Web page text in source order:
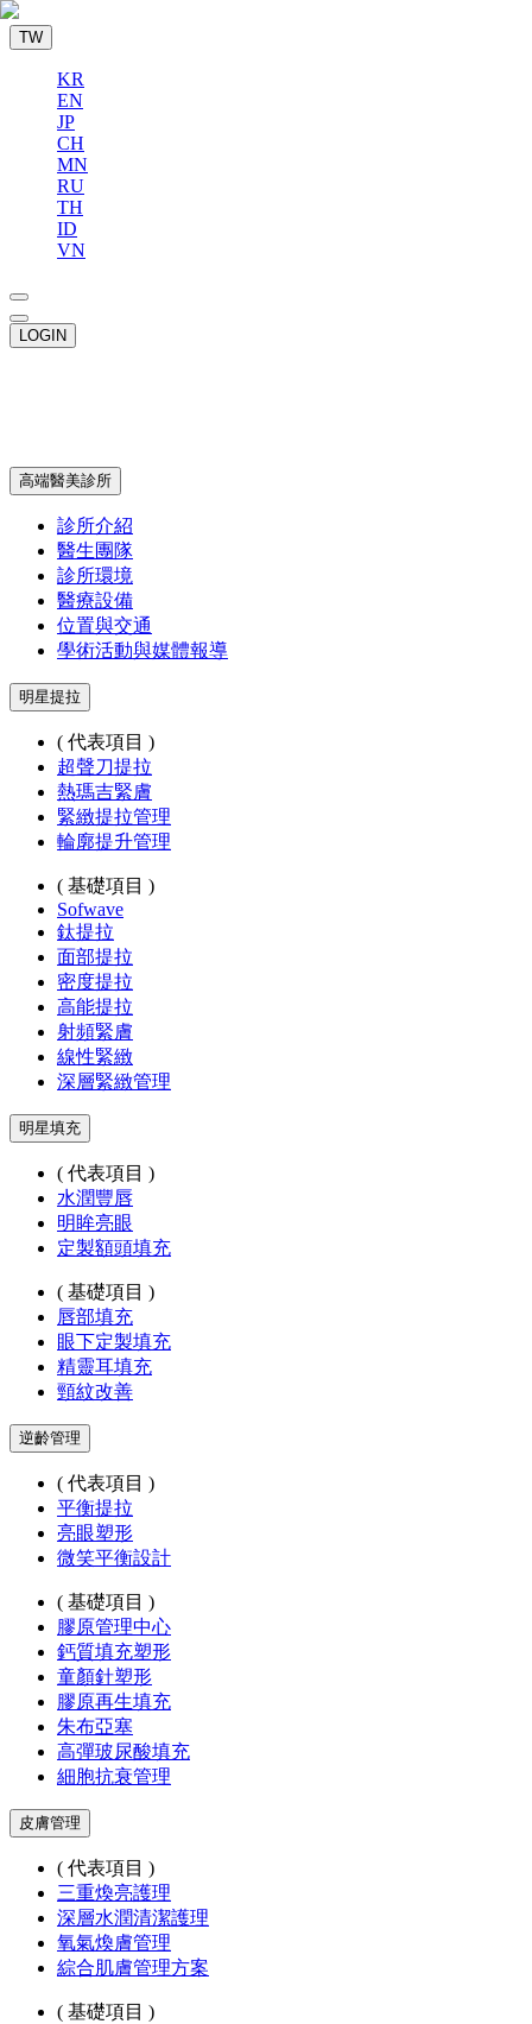
TW
KR
EN
JP
CH
MN
RU
TH
ID
VN
LOGIN
高端醫美診所
診所介紹
醫生團隊
診所環境
醫療設備
位置與交通
學術活動與媒體報導
明星提拉
( 代表項目 )
超聲刀提拉
熱瑪吉緊膚
緊緻提拉管理
輪廓提升管理
( 基礎項目 )
Sofwave
鈦提拉
面部提拉
密度提拉
高能提拉
射頻緊膚
線性緊緻
深層緊緻管理
明星填充
( 代表項目 )
水潤豐唇
明眸亮眼
定製額頭填充
( 基礎項目 )
唇部填充
眼下定製填充
精靈耳填充
頸紋改善
逆齡管理
( 代表項目 )
平衡提拉
亮眼塑形
微笑平衡設計
( 基礎項目 )
膠原管理中心
鈣質填充塑形
童顏針塑形
膠原再生填充
朱布亞塞
高彈玻尿酸填充
細胞抗衰管理
皮膚管理
( 代表項目 )
三重煥亮護理
深層水潤清潔護理
氧氣煥膚管理
綜合肌膚管理方案
( 基礎項目 )